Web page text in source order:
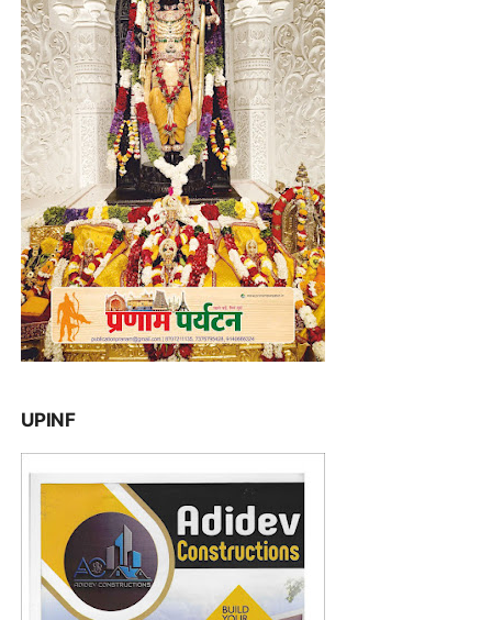
UPINF